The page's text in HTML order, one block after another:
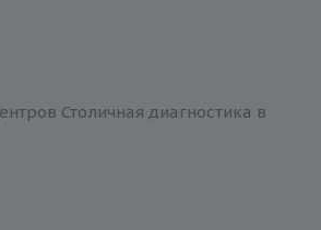
Столичная диагностика в